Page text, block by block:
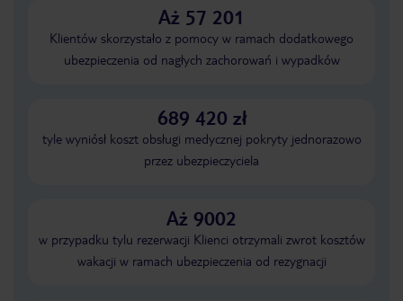
Aż 57 201
Klientów skorzystało z pomocy w ramach dodatkowego
ubezpieczenia od nagłych zachorowań i wypadków
689 420 zł
tyle wyniósł koszt obsługi medycznej pokryty jednorazowo
przez ubezpieczyciela
Aż 9002
w przypadku tylu rezerwacji Klienci otrzymali zwrot kosztów
wakacji w ramach ubezpieczenia od rezygnacji